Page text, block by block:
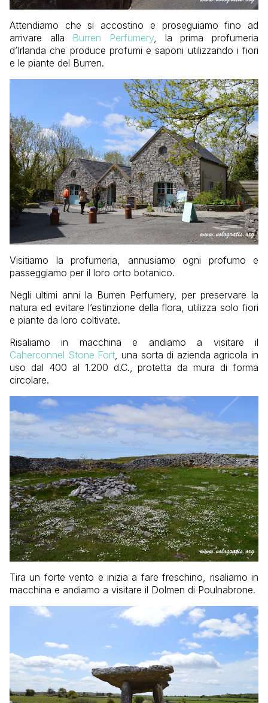
Attendiamo che si accostino e proseguiamo fino ad
arrivare alla Burren Perfumery, la prima profumeria
d’Irlanda che produce profumi e saponi utilizzando i fiori
e le piante del Burren.
Visitiamo la profumeria, annusiamo ogni profumo e
passeggiamo per il loro orto botanico.
Negli ultimi anni la Burren Perfumery, per preservare la
natura ed evitare l’estinzione della flora, utilizza solo fiori
e piante da loro coltivate.
Risaliamo in macchina e andiamo a visitare il
Caherconnel Stone Fort, una sorta di azienda agricola in
uso dal 400 al 1.200 d.C., protetta da mura di forma
circolare.
Tira un forte vento e inizia a fare freschino, risaliamo in
macchina e andiamo a visitare il Dolmen di Poulnabrone.